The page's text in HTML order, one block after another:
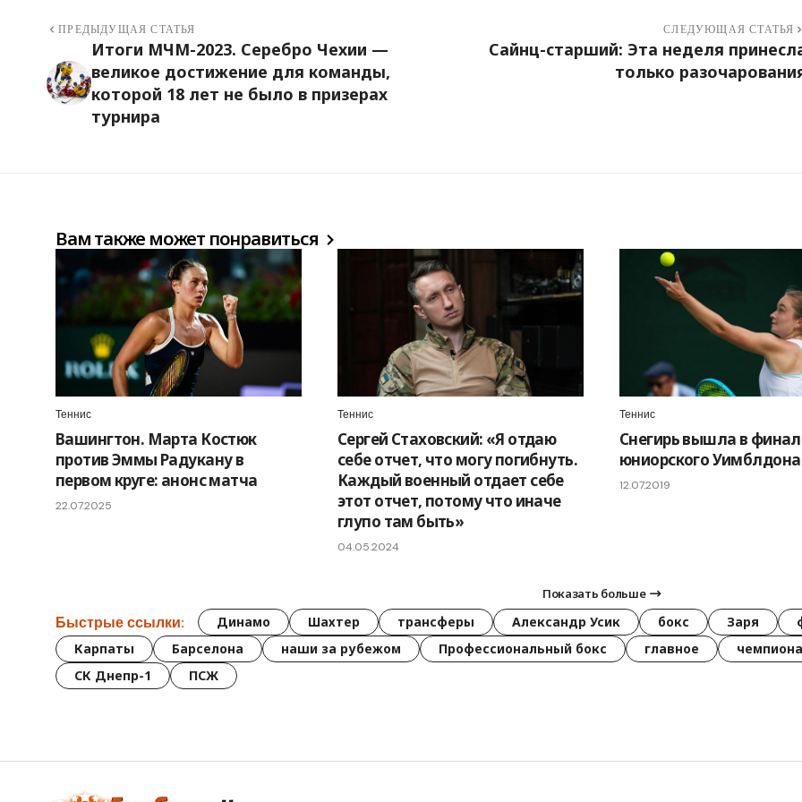
ПРЕДЫДУЩАЯ СТАТЬЯ
Итоги МЧМ-2023. Серебро Чехии —
великое достижение для команды,
которой 18 лет не было в призерах
турнира
СЛЕДУЮЩАЯ СТАТЬЯ
Сайнц-старший: Эта неделя
только
Вам также может понравиться
Теннис
Вашингтон. Марта Костюк
против Эммы Радукану в
первом круге: анонс матча
22.07.2025
Теннис
Сергей Стаховский: «Я отдаю
себе отчет, что могу погибнуть.
Каждый военный отдает себе
этот отчет, потому что иначе
глупо там быть»
04.05.2024
Теннис
Снегирь вышла в финал
юниорского Уимблдона
12.07.2019
Показать больше
Быстрые ссылки: Динамо Шахтер трансферы Александр Усик бокс Заря
Карпаты
Барселона наши за рубежом Профессиональный бокс главное
СК Днепр-1
ПСЖ